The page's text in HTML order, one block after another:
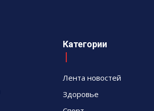
Категории
Лента новостей
Здоровье